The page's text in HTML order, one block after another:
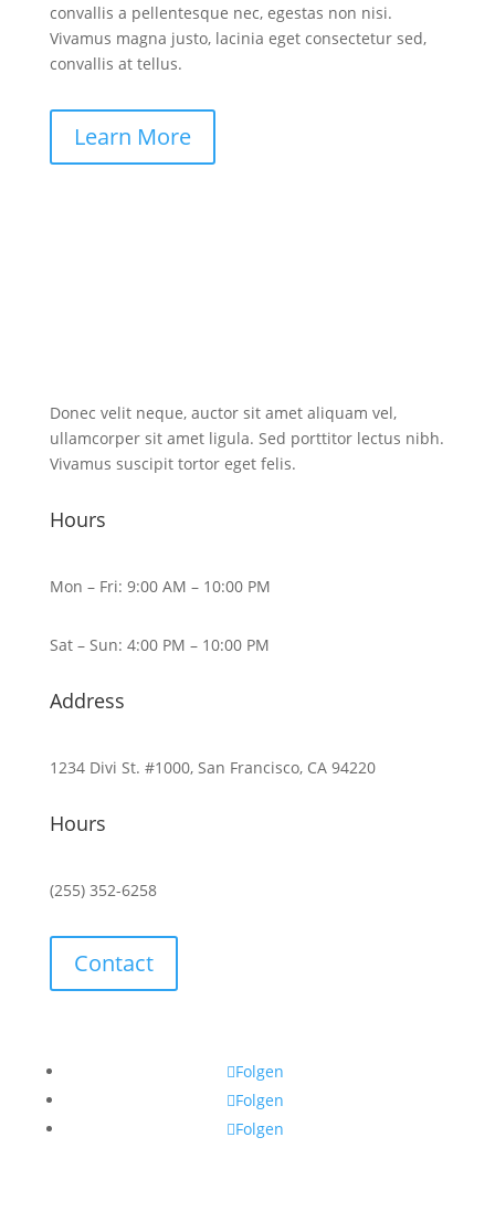
convallis a pellentesque nec, egestas non nisi.
Vivamus magna justo, lacinia eget consectetur sed,
convallis at tellus.
Learn More
Donec velit neque, auctor sit amet aliquam vel,
ullamcorper sit amet ligula. Sed porttitor lectus nibh.
Vivamus suscipit tortor eget felis.
Hours
Mon – Fri: 9:00 AM – 10:00 PM
Sat – Sun: 4:00 PM – 10:00 PM
Address
1234 Divi St. #1000, San Francisco, CA 94220
Hours
(255) 352-6258
Contact
Folgen
Folgen
Folgen